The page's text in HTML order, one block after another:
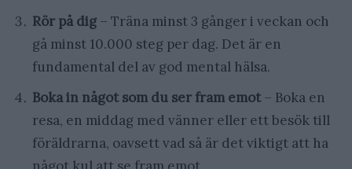
Rör på dig – Träna minst 3 gånger i veckan och
gå minst 10.000 steg per dag. Det är en
fundamental del av god mental hälsa.
Boka in något som du ser fram emot– Boka en
resa, en middag med vänner eller ett besök till
föräldrarna, oavsett vad så är det viktigt att ha